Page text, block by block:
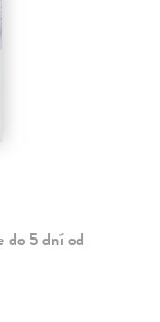
do 5 dní od